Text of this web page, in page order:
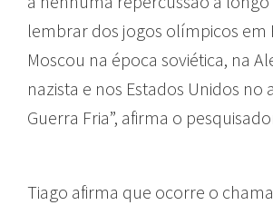
lembrar dos jogos olímpicos em
Moscou na época soviética, na
nazista e nos Estados Unidos no
Guerra Fria”, afirma o
Tiago afirma que ocorre o